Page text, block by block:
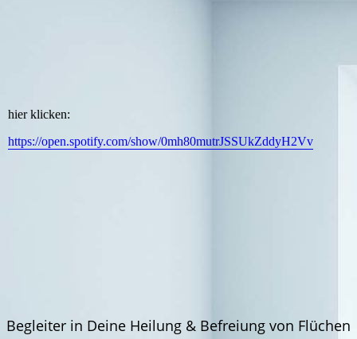
hier klicken:
https://open.spotify.com/show/0mh80mutrJSSUkZddyH2Vv
Begleiter in Deine Heilung & Befreiung von Flüchen